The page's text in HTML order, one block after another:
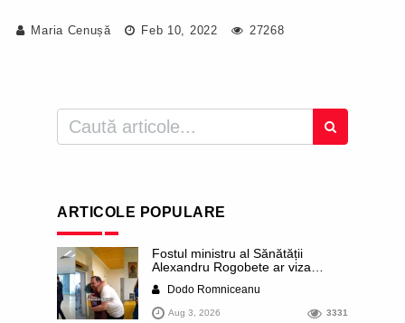
Maria Cenușă Feb 10, 2022 27268
ARTICOLE POPULARE
Fostul ministru al Sănătății
Alexandru Rogobete ar viza
al orașului Timișoara. Pesedistul
publică imagini demne de Coreea
Dodo Romniceanu
Aug 3, 2026 3331